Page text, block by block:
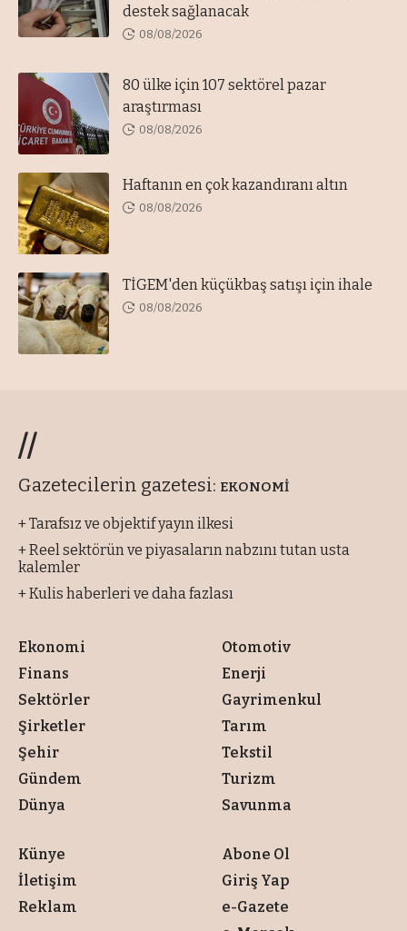
destek sağlanacak
08/08/2026
80 ülke için 107 sektörel pazar
araştırması
08/08/2026
Haftanın en çok kazandıranı altın
08/08/2026
TİGEM'den küçükbaş satışı için ihale
08/08/2026
//
Gazetecilerin gazetesi: EKONOMİ
+ Tarafsız ve objektif yayın ilkesi
+ Reel sektörün ve piyasaların nabzını tutan usta
kalemler
+ Kulis haberleri ve daha fazlası
Ekonomi
Finans
Sektörler
Şirketler
Şehir
Gündem
Dünya
Otomotiv
Enerji
Gayrimenkul
Tarım
Tekstil
Turizm
Savunma
Künye
İletişim
Reklam
Abone Ol
Giriş Yap
e-Gazete